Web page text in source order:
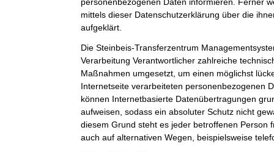
mittels dieser Datenschutzerklärung über die
aufgeklärt.
Die Steinbeis-Transferzentrum
Verarbeitung Verantwortlicher zahlreiche
Maßnahmen umgesetzt, um einen möglichst
Internetseite verarbeiteten personenbezogenen
können Internetbasierte Datenübertragungen
aufweisen, sodass ein absoluter Schutz nicht
diesem Grund steht es jeder betroffenen Person
auch auf alternativen Wegen, beispielsweise